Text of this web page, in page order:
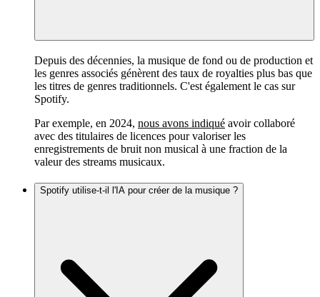
Depuis des décennies, la musique de fond ou de production et
les genres associés génèrent des taux de royalties plus bas que
les titres de genres traditionnels. C'est également le cas sur
Spotify.
Par exemple, en 2024, nous avons indiqué avoir collaboré
avec des titulaires de licences pour valoriser les
enregistrements de bruit non musical à une fraction de la
valeur des streams musicaux.
Spotify utilise-t-il l'IA pour créer de la musique ?